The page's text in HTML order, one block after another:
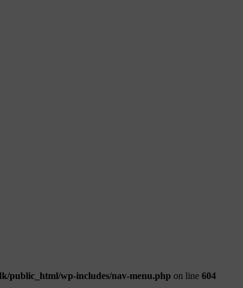
public_html/wp-includes/nav-menu.php on line 604